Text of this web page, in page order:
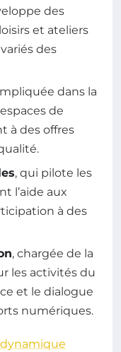
des
et ateliers
des
dans la
de
à des offres
, qui pilote les
l’aide aux
à des
, chargée de la
les activités du
et le dialogue
numériques.
dynamique